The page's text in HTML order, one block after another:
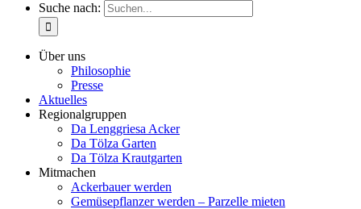
Suche nach:
Über uns
Philosophie
Presse
Aktuelles
Regionalgruppen
Da Lenggriesa Acker
Da Tölza Garten
Da Tölza Krautgarten
Mitmachen
Ackerbauer werden
Gemüsepflanzer werden – Parzelle mieten